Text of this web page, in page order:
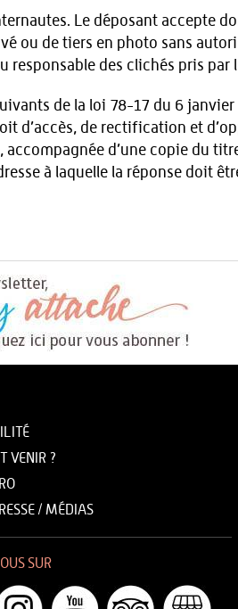
Le déposant accepte
ou de tiers en photo sans
responsable des clichés pris par
de la loi 78-17 du 6
d’accès, de rectification et
d’une copie du
à laquelle la réponse doit
VENIR ?
/ MÉDIAS
SUR